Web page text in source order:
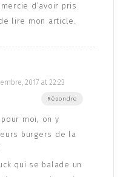
d’avoir pris
lire mon article.
2017 at 22:23
Répondre
moi, on y
burgers de la
qui se balade un